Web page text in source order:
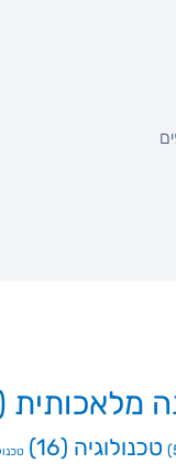
מלאכותית
טכנולוגיה (16)